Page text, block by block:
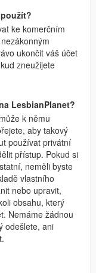
ke komerčním
ukončit váš účet
zneužijete
LesbianPlanet?
k němu
aby takový
používat privátní
přístup. Pokud si
neměli byste
vlastního
nebo upravit,
obsahu, který
Nemáme žádnou
odešlete, ani